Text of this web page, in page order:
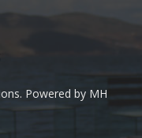
Powered by MH